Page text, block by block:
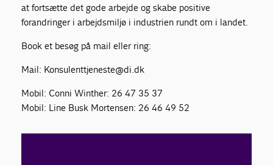
at fortsætte det gode arbejde og skabe positive
forandringer i arbejdsmiljø i industrien rundt om i landet.
Book et besøg på mail eller ring:
Mail: Konsulenttjeneste@di.dk
Mobil: Conni Winther: 26 47 35 37
Mobil: Line Busk Mortensen: 26 46 49 52